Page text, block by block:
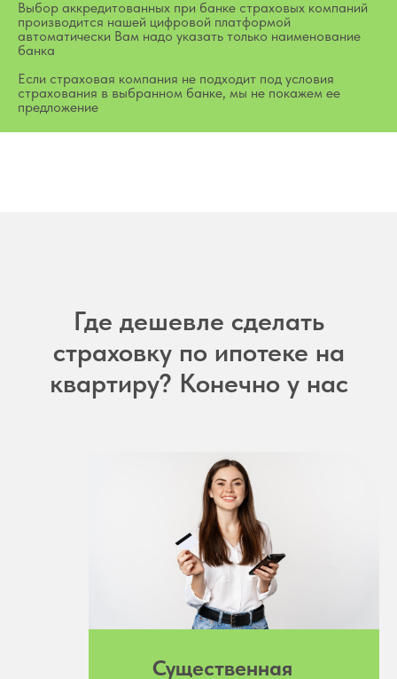
Выбор аккредитованных при банке страховых компаний
производится нашей цифровой платформой
автоматически Вам надо указать только наименование
банка
Если страховая компания не подходит под условия
страхования в выбранном банке, мы не покажем ее
предложение
Где дешевле сделать
страховку по ипотеке на
квартиру? Конечно у нас
Существенная